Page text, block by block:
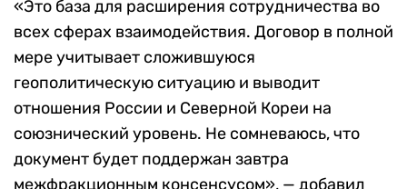
«Это база для расширения сотрудничества во
всех сферах взаимодействия. Договор в полной
мере учитывает сложившуюся
геополитическую ситуацию и выводит
отношения России и Северной Кореи на
союзнический уровень. Не сомневаюсь, что
документ будет поддержан завтра
межфракционным консенсусом», — добавил